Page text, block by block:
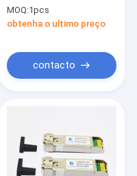
compatível
MOQ:1pcs
obtenha o ultimo preço
contacto